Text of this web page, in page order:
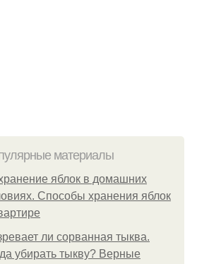
материалы
яблок в домашних
Способы хранения яблок
ли сорванная тыква.
убирать тыкву? Верные